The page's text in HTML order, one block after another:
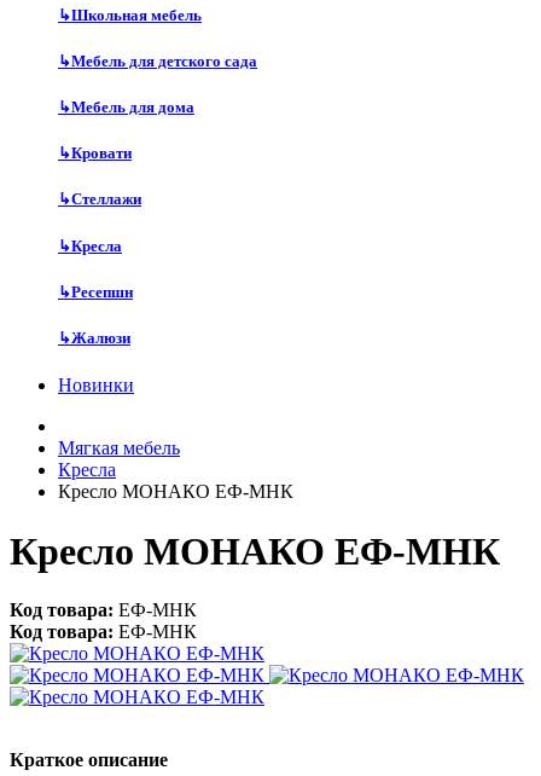
↳Школьная мебель
↳Мебель для детского сада
↳Мебель для дома
↳Кровати
↳Стеллажи
↳Кресла
↳Ресепшн
↳Жалюзи
Новинки
Мягкая мебель
Кресла
Кресло МОНАКО ЕФ-МНК
Кресло МОНАКО ЕФ-МНК
Код товара: ЕФ-МНК
Код товара: ЕФ-МНК
Краткое описание